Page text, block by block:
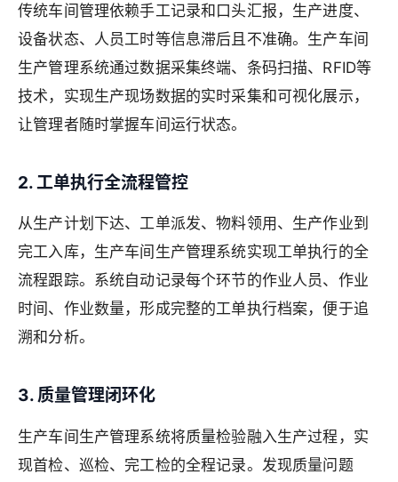
传统车间管理依赖手工记录和口头汇报，生产进度、
设备状态、人员工时等信息滞后且不准确。生产车间
生产管理系统通过数据采集终端、条码扫描、RFID等
技术，实现生产现场数据的实时采集和可视化展示，
让管理者随时掌握车间运行状态。
2. 工单执行全流程管控
从生产计划下达、工单派发、物料领用、生产作业到
完工入库，生产车间生产管理系统实现工单执行的全
流程跟踪。系统自动记录每个环节的作业人员、作业
时间、作业数量，形成完整的工单执行档案，便于追
溯和分析。
3. 质量管理闭环化
生产车间生产管理系统将质量检验融入生产过程，实
现首检、巡检、完工检的全程记录。发现质量问题